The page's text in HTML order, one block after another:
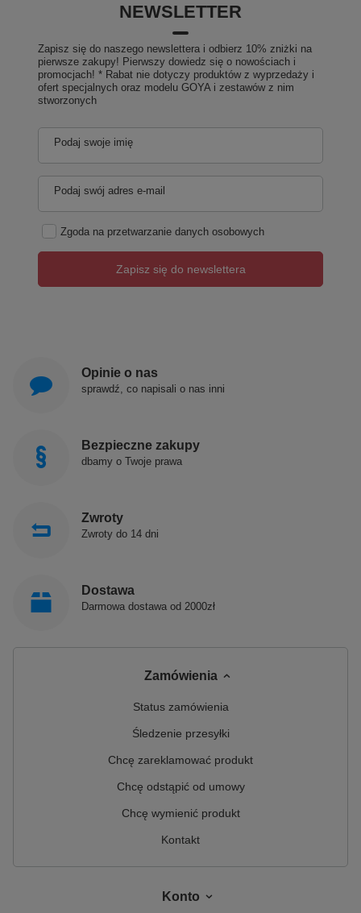
NEWSLETTER
Zapisz się do naszego newslettera i odbierz 10% zniżki na
pierwsze zakupy! Pierwszy dowiedz się o nowościach i
promocjach! * Rabat nie dotyczy produktów z wyprzedaży i
ofert specjalnych oraz modelu GOYA i zestawów z nim
stworzonych
Podaj swoje imię
Podaj swój adres e-mail
Zgoda na przetwarzanie danych osobowych
Zapisz się do newslettera
Opinie o nas
sprawdź, co napisali o nas inni
Bezpieczne zakupy
dbamy o Twoje prawa
Zwroty
Zwroty do 14 dni
Dostawa
Darmowa dostawa od 2000zł
Zamówienia
Status zamówienia
Śledzenie przesyłki
Chcę zareklamować produkt
Chcę odstąpić od umowy
Chcę wymienić produkt
Kontakt
Konto